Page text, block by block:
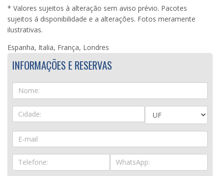
* Valores sujeitos à alteração sem aviso prévio. Pacotes
sujeitos á disponibilidade e a alterações. Fotos meramente
ilustrativas.
Espanha, Italia, França, Londres
INFORMAÇÕES E RESERVAS